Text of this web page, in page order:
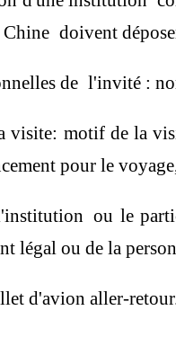
doivent
de l'invité :
visite: motif de la
pour le
ou le
légal ou de la
d'avion aller-